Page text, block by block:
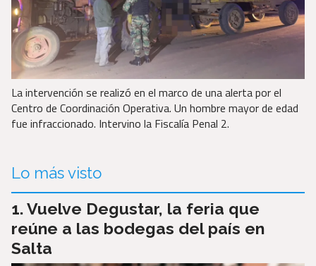
La intervención se realizó en el marco de una alerta por el
Centro de Coordinación Operativa. Un hombre mayor de edad
fue infraccionado. Intervino la Fiscalía Penal 2.
Lo más visto
Vuelve Degustar, la feria que
reúne a las bodegas del país en
Salta